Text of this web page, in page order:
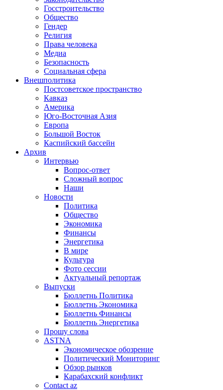
Госстроительство
Общество
Гендер
Религия
Права человека
Медиа
Безопасность
Социальная сфера
Внешполитика
Постсоветское пространство
Кавказ
Америка
Юго-Восточная Азия
Европа
Большой Восток
Каспийский бассейн
Архив
Интервью
Вопрос-ответ
Сложный вопрос
Наши
Новости
Политика
Общество
Экономика
Финансы
Энергетика
В мире
Культура
Фото сессии
Актуальный репортаж
Выпуски
Бюллетнь Политика
Бюллетнь Экономика
Бюллетнь Финансы
Бюллетнь Энергетика
Прошу слова
ASTNA
Экономическое обозрение
Политический Мониторинг
Обзор рынков
Карабахский конфликт
Contact az